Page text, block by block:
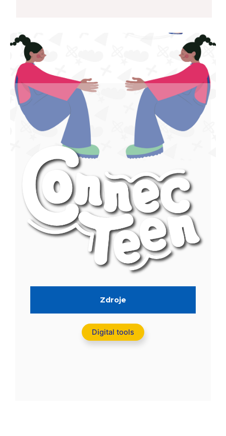
Zdroje
Digital tools